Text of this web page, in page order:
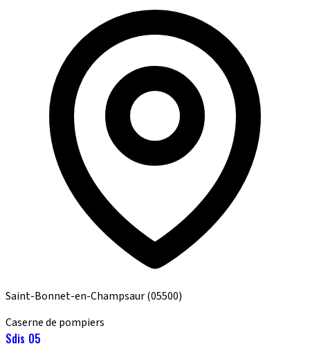
Saint-Bonnet-en-Champsaur(05500)
Caserne de pompiers
Sdis 05